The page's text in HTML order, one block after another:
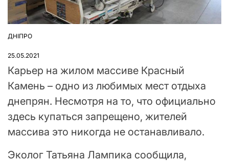
ОПУБЛІКУВАТИ
ДНІПРО
25.05.2021
Карьер на жилом массиве Красный
Камень – одно из любимых мест отдыха
днепрян. Несмотря на то, что официально
здесь купаться запрещено, жителей
массива это никогда не останавливало.
Эколог Татьяна Лампика сообщила,